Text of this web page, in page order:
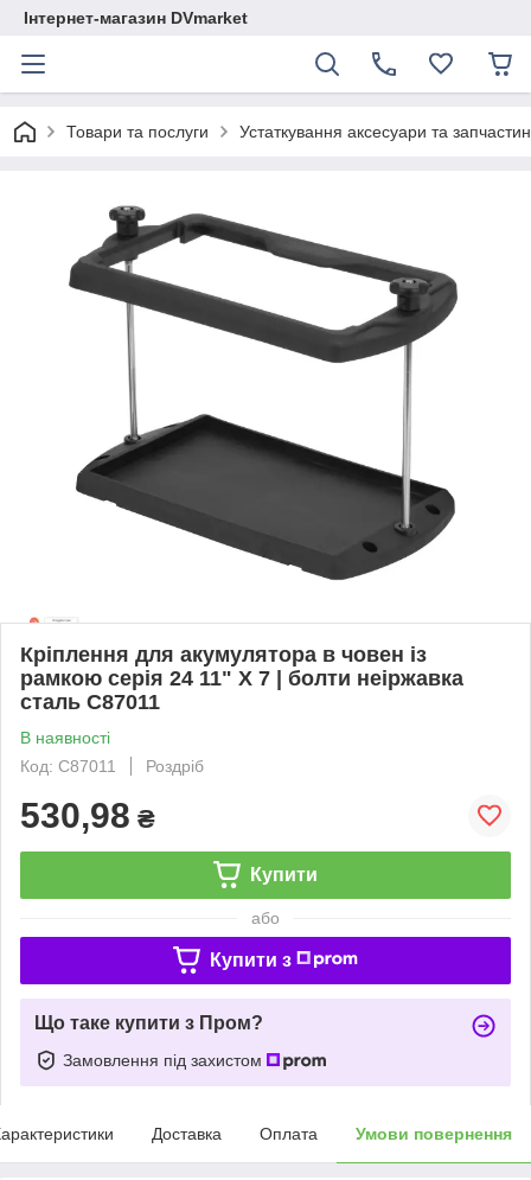
Інтернет-магазин DVmarket
Товари та послуги Устаткування аксесуари та
Кріплення для акумулятора в човен із
рамкою серія 24 11" X 7 | болти неіржавка
сталь C87011
В наявності
Код: C87011
Роздріб
530,98 ₴
Купити
або
Купити з
Що таке купити з Пром?
Замовлення під захистом
Доставка Оплата Умови повернення